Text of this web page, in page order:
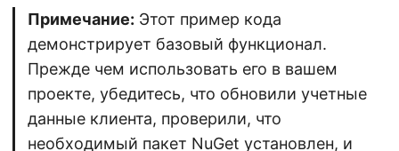
Примечание: Этот пример кода
демонстрирует базовый функционал.
Прежде чем использовать его в вашем
проекте, убедитесь, что обновили учетные
данные клиента, проверили, что
необходимый пакет NuGet установлен, и